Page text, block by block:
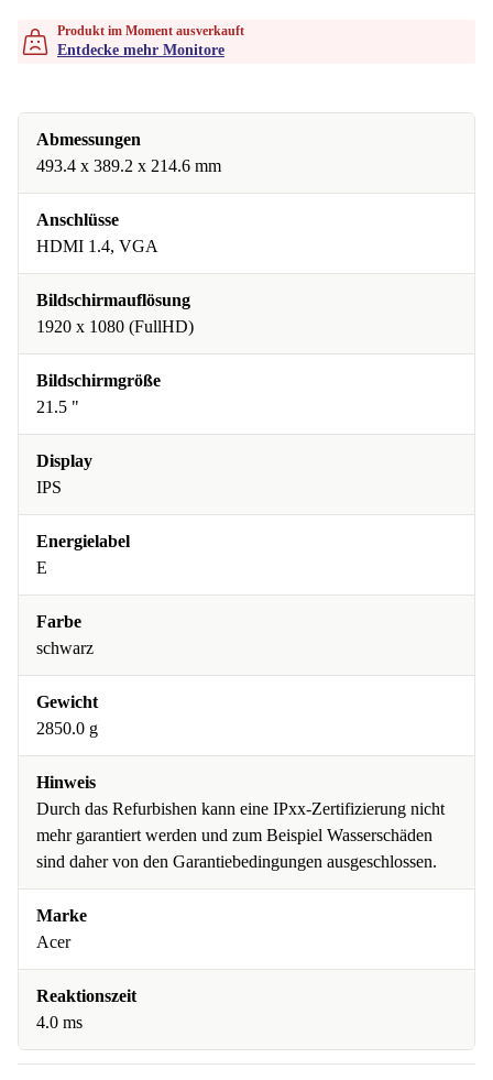
Produkt im Moment ausverkauft
Entdecke mehr Monitore
Abmessungen
493.4 x 389.2 x 214.6 mm
Anschlüsse
HDMI 1.4, VGA
Bildschirmauflösung
1920 x 1080 (FullHD)
Bildschirmgröße
21.5 "
Display
IPS
Energielabel
E
Farbe
schwarz
Gewicht
2850.0 g
Hinweis
Durch das Refurbishen kann eine IPxx-Zertifizierung nicht
mehr garantiert werden und zum Beispiel Wasserschäden
sind daher von den Garantiebedingungen ausgeschlossen.
Marke
Acer
Reaktionszeit
4.0 ms